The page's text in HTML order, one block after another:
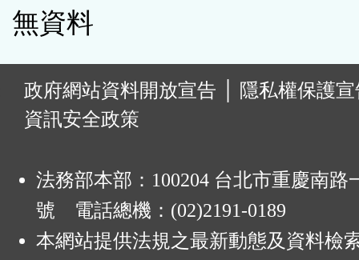
無資料
政府網站資料開放宣告
隱私權保護
資訊安全政策
法務部本部：100204 台北市重慶南路
號 電話總機：(02)2191-0189
本網站提供法規之最新動態及資料檢